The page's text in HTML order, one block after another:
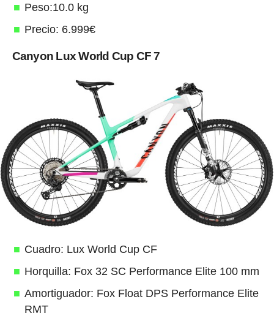
Peso:10.0 kg
Precio: 6.999€
Canyon Lux World Cup CF 7
Cuadro: Lux World Cup CF
Horquilla: Fox 32 SC Performance Elite 100 mm
Amortiguador: Fox Float DPS Performance Elite
RMT